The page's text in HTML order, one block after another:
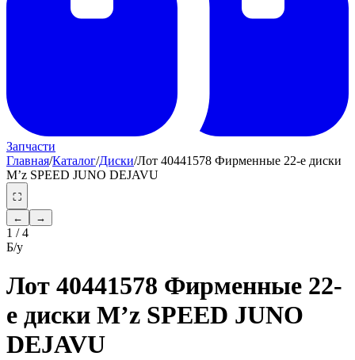
Запчасти
Главная/Каталог/Диски/Лот 40441578 Фирменные 22-е диски
M’z SPEED JUNO DEJAVU
⛶
←
→
1 /4
Б/у
Лот 40441578 Фирменные 22-
е диски M’z SPEED JUNO
DEJAVU